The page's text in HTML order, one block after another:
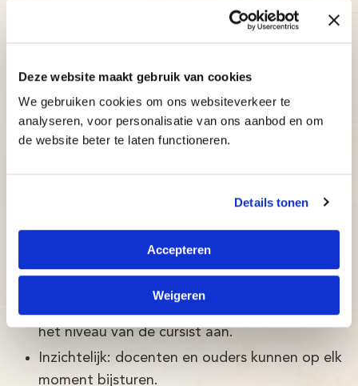
Deze website maakt gebruik van cookies
We gebruiken cookies om ons websiteverkeer te
analyseren, voor personalisatie van ons aanbod en om
de website beter te laten functioneren.
Details tonen
Accepteren
Weigeren
Persoonlijke aandacht en begeleiding door
omgeving: De Typetuin
De Typetuin is een typecursus ontwikkeld door
Brightskills en een team van psychologen.
wetenschappelijke ontwikkelingen, met een
het niveau van de cursist aan.
Inzichtelijk: docenten en ouders kunnen op elk
moment bijsturen.